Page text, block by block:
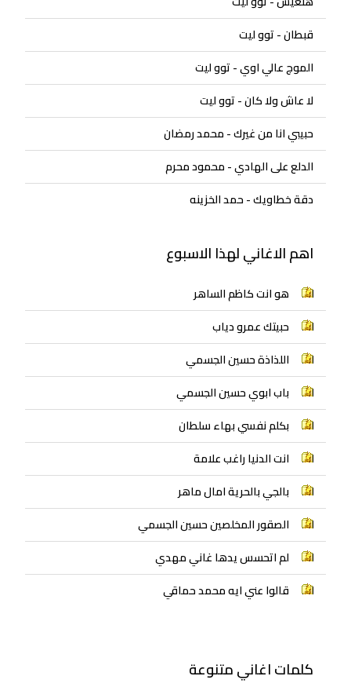
قبطان - توو ليت
الموج عالي اوي - توو ليت
لا عاش ولا كان - توو ليت
حبيبي انا من غيرك - محمد رمضان
الدلع على الهادي - محمود محرم
دقة خطاويك - حمد الخزينه
اهم الاغاني لهذا الاسبوع
هو انت كاظم الساهر
حبيتك عمرو دياب
اللذاذة حسين الجسمي
باب ابوي حسين الجسمي
بكلم نفسي بهاء سلطان
انت الدنيا راغب علامة
بالجي بالحرية امال ماهر
الصقور المخلصين حسين الجسمي
لم اتحسس يدها غاني مهدي
قالوا عني ايه محمد حماقي
كلمات اغاني متنوعة